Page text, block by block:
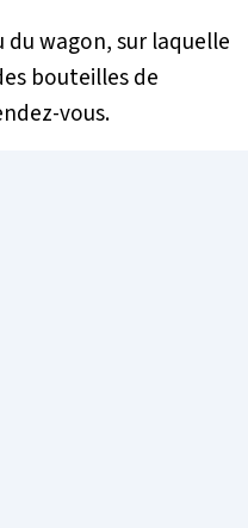
du wagon, sur laquelle
bouteilles de
vous.